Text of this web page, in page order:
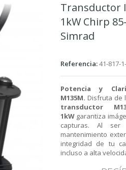
Transductor
1kW Chirp
Simrad
Referencia:41-817-
Potencia y
M135M. Disfruta de
transductor
1kW garantiza
capturas. Al ser
mantenimiento
integridad de tu
incluso a alta